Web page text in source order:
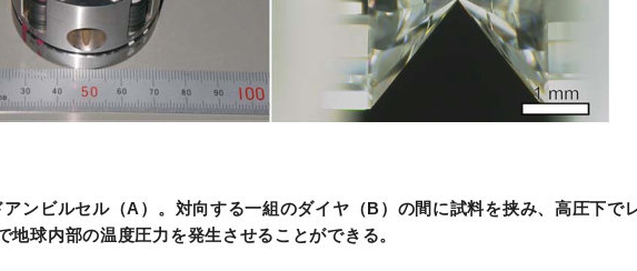
ンビルセル（A）。対向する一組のダイヤ（B）の間に試料を挟み、高圧下で
地球内部の温度圧力を発生させることができる。